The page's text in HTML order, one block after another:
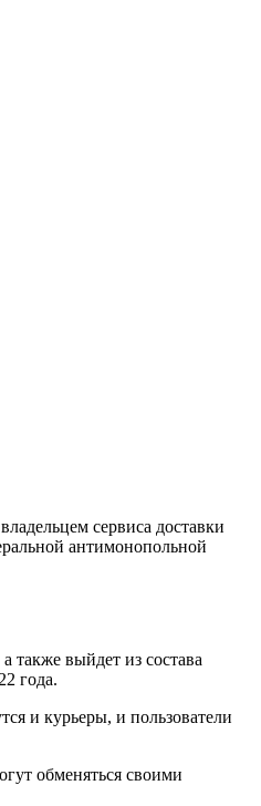
сервиса доставки
антимонопольной
также выйдет из состава
года.
и курьеры, и пользователи
обменяться своими